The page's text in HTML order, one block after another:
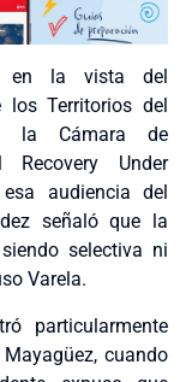
en la vista del
Territorios del
la Cámara de
Recovery Under
audiencia del
señaló que la
selectiva ni
Varela.
particularmente
cuando